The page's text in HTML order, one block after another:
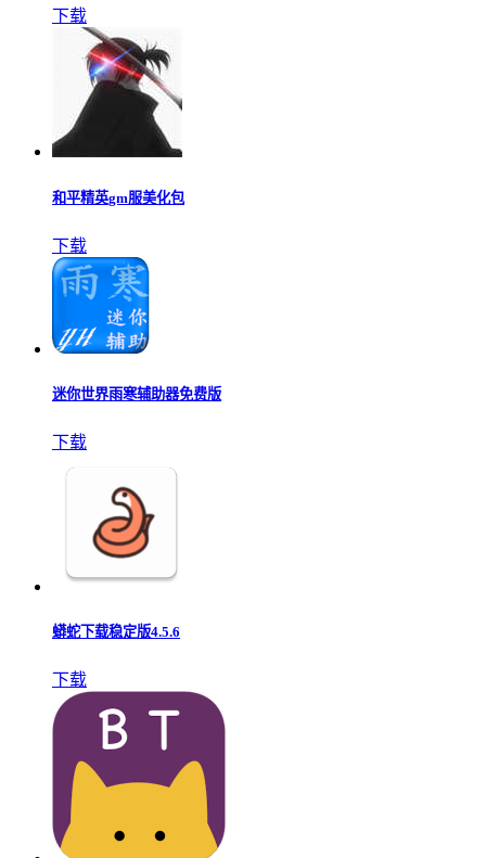
下载
和平精英gm服美化包
下载
迷你世界雨寒辅助器免费版
下载
蟒蛇下载稳定版4.5.6
下载